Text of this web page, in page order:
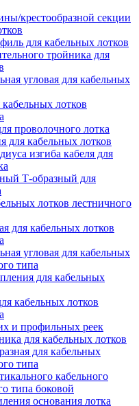
крестообразной секции
для кабельных лотков
тройника для
угловая для кабельных
лотков
проволочного лотка
для кабельных лотков
изгиба кабеля для
Т-образный для
лотков лестничного
для кабельных лотков
угловая для кабельных
типа
для кабельных
кабельных лотков
и профильных реек
для кабельных лотков
для кабельных
типа
кабельного
типа боковой
основания лотка